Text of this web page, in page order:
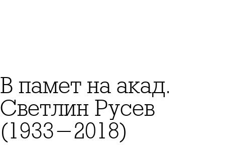
В памет на акад.
Светлин Русев
(1933-2018)